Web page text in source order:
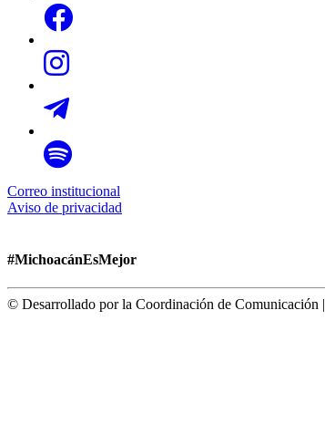
Correo institucional
Aviso de privacidad
#MichoacánEsMejor
© Desarrollado por la Coordinación de Comunicación |